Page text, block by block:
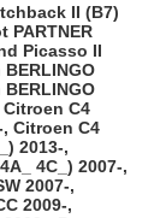
II (B7)
PARTNER
Picasso II
C4
Citroen C4
2013-,
4C_) 2007-,
2007-,
2009-,